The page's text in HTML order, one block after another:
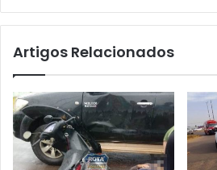
te
Artigos Relacionados